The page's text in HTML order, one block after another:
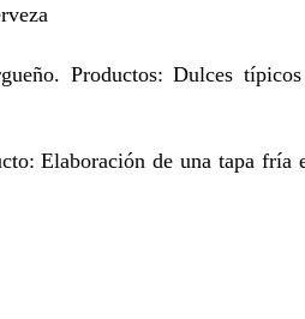
Productos: Dulces
Elaboración de una tapa fría